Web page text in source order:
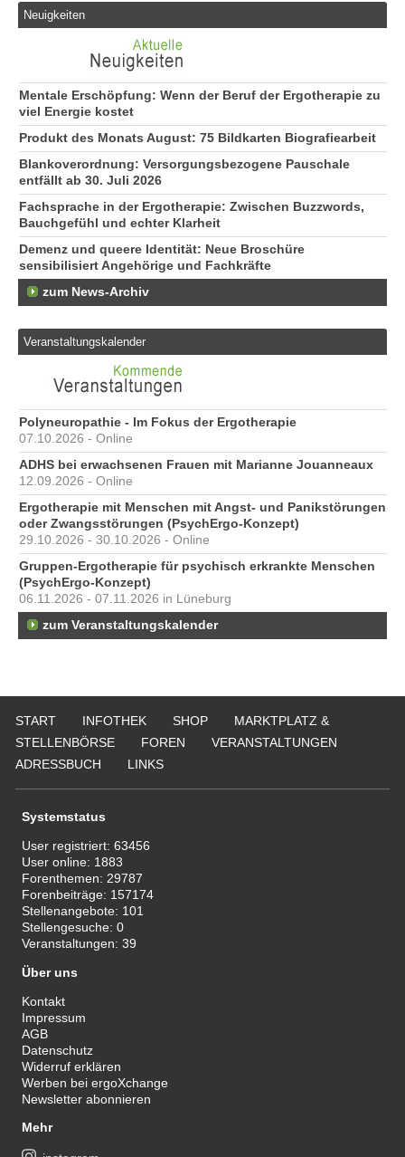
Neuigkeiten
Mentale Erschöpfung: Wenn der Beruf der Ergotherapie zu
viel Energie kostet
Produkt des Monats August: 75 Bildkarten Biografiearbeit
Blankoverordnung: Versorgungsbezogene Pauschale
entfällt ab 30. Juli 2026
Fachsprache in der Ergotherapie: Zwischen Buzzwords,
Bauchgefühl und echter Klarheit
Demenz und queere Identität: Neue Broschüre
sensibilisiert Angehörige und Fachkräfte
zum News-Archiv
Veranstaltungskalender
Polyneuropathie - Im Fokus der Ergotherapie
07.10.2026 - Online
ADHS bei erwachsenen Frauen mit Marianne Jouanneaux
12.09.2026 - Online
Ergotherapie mit Menschen mit Angst- und Panikstörungen
oder Zwangsstörungen (PsychErgo-Konzept)
29.10.2026 - 30.10.2026 - Online
Gruppen-Ergotherapie für psychisch erkrankte Menschen
(PsychErgo-Konzept)
06.11.2026 - 07.11.2026 in Lüneburg
zum Veranstaltungskalender
START INFOTHEK SHOP
MARKTPLATZ &
STELLENBÖRSE
FOREN
VERANSTALTUNGEN
ADRESSBUCH
LINKS
Systemstatus
User registriert:63456
User online: 1883
Forenthemen: 29787
Forenbeiträge: 157174
Stellenangebote: 101
Stellengesuche:0
Veranstaltungen:39
Über uns
Kontakt
Impressum
AGB
Datenschutz
Widerruf erklären
Werben bei ergoXchange
Newsletter abonnieren
Mehr